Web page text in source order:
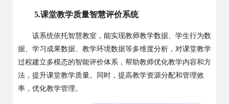
5.课堂教学质量智慧评价系统
该系统依托智慧教室，能实现教师教学数据、学生行为数
据、学习成果数据、教学环境数据等多维度分析，对课堂教学
过程建立多模态的智能评价体系，帮助教师优化教学内容和方
法，提升课堂教学质量。同时，提高教学资源分配和管理效
率，优化教学管理。